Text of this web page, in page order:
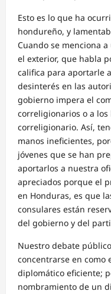
Esto es lo que ha
hondureño, y
Cuando se menciona
el exterior, que habla
califica para aportarle
desinterés en las
gobierno impera el
correligionarios o a
correligionario. Así,
manos ineficientes,
jóvenes que se han
aportarlos a nuestra
apreciados porque el
en Honduras, es que
consulares están
del gobierno y del
Nuestro debate
concentrarse en como
diplomático eficiente;
nombramiento de un